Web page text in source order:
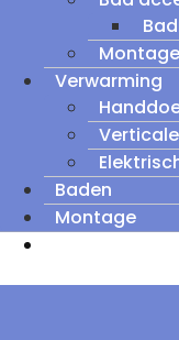
Verwarming
Baden
Montage